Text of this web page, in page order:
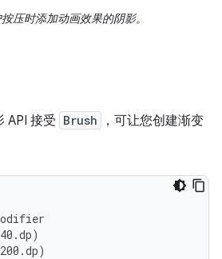
压时添加动画效果的阴影。
API 接受 Brush
，可让您创建渐变
dp)
200.dp)